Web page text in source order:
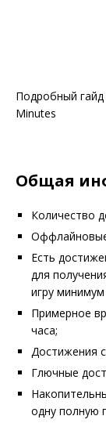
Подробный
Minutes
Общая
Количество
Есть
для
игру минимум
Примерное
часа;
Достижения
Глючные
одну полную